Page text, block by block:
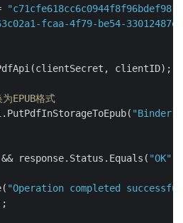
fcaa-4f79-be54-
clientID);
EPUB格式
&& response.Status.Equals( "OK"
"Operation completed